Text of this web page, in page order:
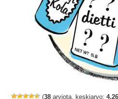
(38 arviota, keskiarvo: 4,26